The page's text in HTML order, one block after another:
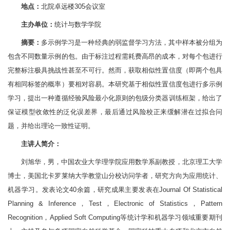
地点： 北院卓远楼305会议室
主办单位： 统计与数学学院
摘要： 多示例学习是一种经典的弱监督学习方法，其中样本被分组为
包含不同数量示例的包。由于标注过程需耗费高昂的成本，对每个包进行
完整标注极具挑战性甚至不可行。然而，获取相似性置信度（即两个包具
有相同标签的概率）要相对容易。本研究基于相似性置信度包进行多示例
学习，提出一种遵循经验风险最小化原则的包级分类器训练框架，给出了
保证模型收敛性的泛化误差界，最后通过风险校正来缓解潜在过拟合问
题，并给出理论一致性证明。
主讲人简介：
刘旭华，男，中国农业大学理学院应用数学系副教授，北京理工大学
博士，美国北卡罗莱纳大学教堂山分校访问学者，研究方向为应用统计、
机器学习。发表论文40余篇，研究成果主要发表在Journal Of Statistical
Planning & Inference，Test，Electronic of Statistics，Pattern
Recognition，Applied Soft Computing等统计学和机器学习领域重要期刊